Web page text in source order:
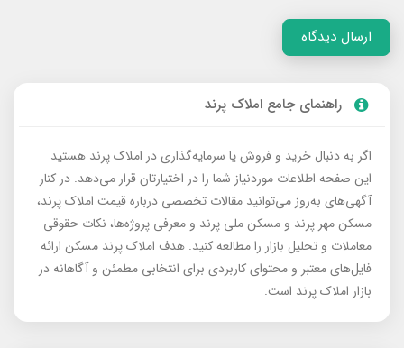
ارسال دیدگاه
راهنمای جامع املاک پرند
اگر به دنبال خرید و فروش یا سرمایه‌گذاری در املاک پرند هستید
این صفحه اطلاعات موردنیاز شما را در اختیارتان قرار می‌دهد. در کنار
آگهی‌های به‌روز می‌توانید مقالات تخصصی درباره قیمت املاک پرند،
مسکن مهر پرند و مسکن ملی پرند و معرفی پروژه‌ها، نکات حقوقی
معاملات و تحلیل بازار را مطالعه کنید. هدف املاک پرند مسکن ارائه
فایل‌های معتبر و محتوای کاربردی برای انتخابی مطمئن و آگاهانه در
بازار املاک پرند است.